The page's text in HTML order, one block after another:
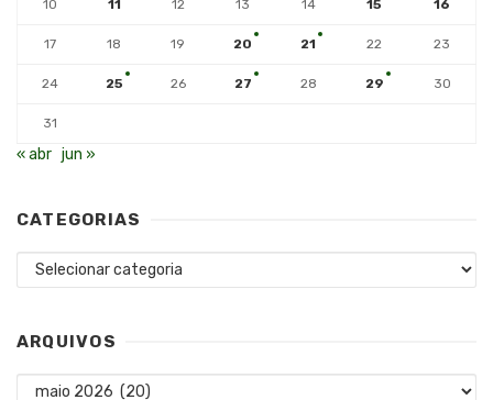
10 11 12 13 14 15 16
17 18 19 20 21 22 23
24 25 26 27 28 29 30
31
« abr jun »
CATEGORIAS
Categorias
ARQUIVOS
Arquivos